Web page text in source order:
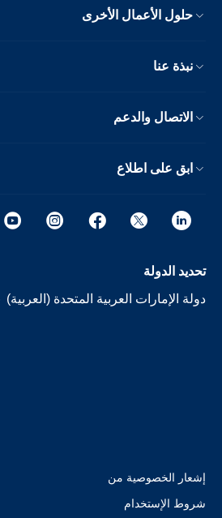
حلول الأعمال الأخرى
نبذة عنا
الاتصال والدعم
ابق على اطلاع
تحديد الدولة
دولة الإمارات العربية المتحدة (العربية)
إشعار الخصوصية من
شروط الإستخدام